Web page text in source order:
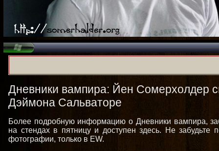
Дневники вампира: Йен Сомерхолдер
Дэймона Сальваторе
Более подробную информацию о Дневники вампира,
на стендах в пятницу и доступен здесь. Не забудьте
фотографии, только в EW.